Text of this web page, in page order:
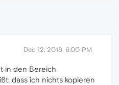
Dec 12, 2016, 6:00 PM
in den Bereich
dass ich nichts kopieren